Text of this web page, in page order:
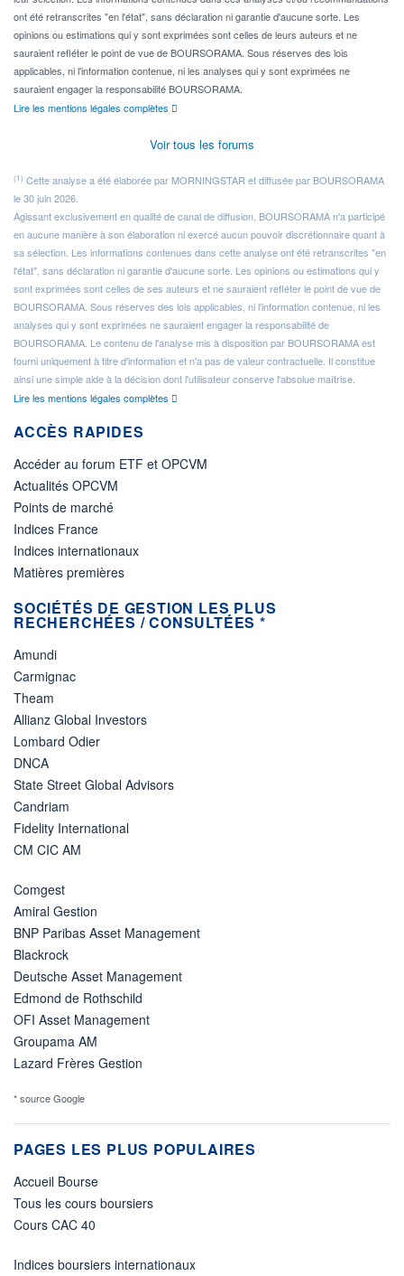
ont été retranscrites "en l'état", sans déclaration ni garantie d'aucune sorte. Les
opinions ou estimations qui y sont exprimées sont celles de leurs auteurs et ne
sauraient refléter le point de vue de BOURSORAMA. Sous réserves des lois
applicables, ni l'information contenue, ni les analyses qui y sont exprimées ne
sauraient engager la responsabilité BOURSORAMA.
Lire les mentions légales complètes
Voir tous les forums
(1) Cette analyse a été élaborée par MORNINGSTAR et diffusée par BOURSORAMA
le 30 juin 2026.
Agissant exclusivement en qualité de canal de diffusion, BOURSORAMA n'a participé
en aucune manière à son élaboration ni exercé aucun pouvoir discrétionnaire quant à
sa sélection. Les informations contenues dans cette analyse ont été retranscrites "en
l'état", sans déclaration ni garantie d'aucune sorte. Les opinions ou estimations qui y
sont exprimées sont celles de ses auteurs et ne sauraient refléter le point de vue de
BOURSORAMA. Sous réserves des lois applicables, ni l'information contenue, ni les
analyses qui y sont exprimées ne sauraient engager la responsabilité de
BOURSORAMA. Le contenu de l'analyse mis à disposition par BOURSORAMA est
fourni uniquement à titre d'information et n'a pas de valeur contractuelle. Il constitue
ainsi une simple aide à la décision dont l'utilisateur conserve l'absolue maîtrise.
Lire les mentions légales complètes
ACCÈS RAPIDES
Accéder au forum ETF et OPCVM
Actualités OPCVM
Points de marché
Indices France
Indices internationaux
Matières premières
SOCIÉTÉS DE GESTION LES PLUS
RECHERCHÉES / CONSULTÉES *
Amundi
Carmignac
Theam
Allianz Global Investors
Lombard Odier
DNCA
State Street Global Advisors
Candriam
Fidelity International
CM CIC AM
Comgest
Amiral Gestion
BNP Paribas Asset Management
Blackrock
Deutsche Asset Management
Edmond de Rothschild
OFI Asset Management
Groupama AM
Lazard Frères Gestion
* source Google
PAGES LES PLUS POPULAIRES
Accueil Bourse
Tous les cours boursiers
Cours CAC 40
Indices boursiers internationaux